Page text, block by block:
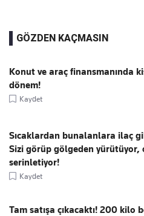
GÖZDEN KAÇMASIN
Konut ve araç finansmanında
dönem!
Kaydet
Sıcaklardan bunalanlara ilaç
Sizi görüp gölgeden yürütüyor,
serinletiyor!
Kaydet
Tam satışa çıkacaktı! 200 kilo